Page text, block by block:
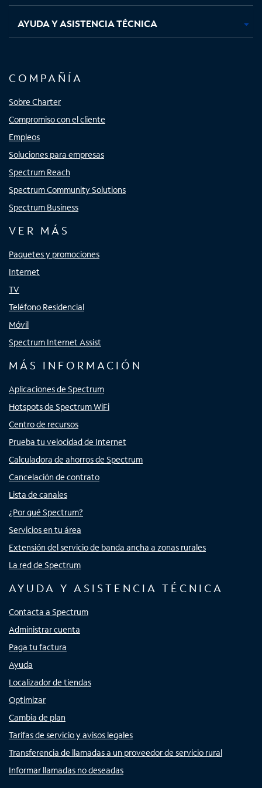
AYUDA Y ASISTENCIA TÉCNICA
COMPAÑÍA
Sobre Charter
Compromiso con el cliente
Empleos
Soluciones para empresas
Spectrum Reach
Spectrum Community Solutions
Spectrum Business
VER MÁS
Paquetes y promociones
Internet
TV
Teléfono Residencial
Móvil
Spectrum Internet Assist
MÁS INFORMACIÓN
Aplicaciones de Spectrum
Hotspots de Spectrum WiFi
Centro de recursos
Prueba tu velocidad de Internet
Calculadora de ahorros de Spectrum
Cancelación de contrato
Lista de canales
¿Por qué Spectrum?
Servicios en tu área
Extensión del servicio de banda ancha a zonas rurales
La red de Spectrum
AYUDA Y ASISTENCIA TÉCNICA
Contacta a Spectrum
Administrar cuenta
Paga tu factura
Ayuda
Localizador de tiendas
Optimizar
Cambia de plan
Tarifas de servicio y avisos legales
Transferencia de llamadas a un proveedor de servicio rural
Informar llamadas no deseadas